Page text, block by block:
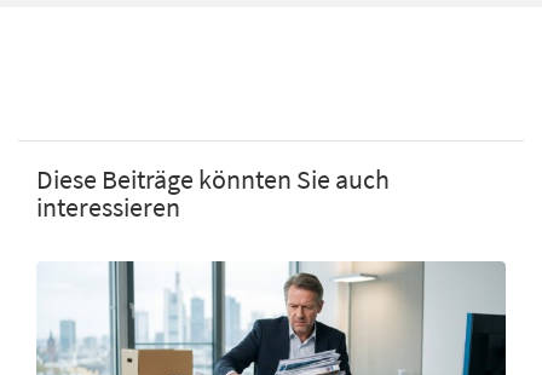
Diese Beiträge könnten Sie auch
interessieren